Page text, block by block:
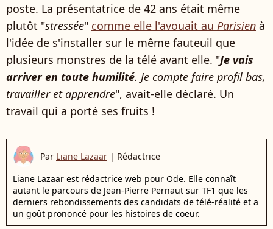
poste. La présentatrice de 42 ans était même
plutôt "stressée" comme elle l'avouait au Parisien à
l'idée de s'installer sur le même fauteuil que
plusieurs monstres de la télé avant elle. "Je vais
arriver en toute humilité. Je compte faire profil bas,
travailler et apprendre", avait-elle déclaré. Un
travail qui a porté ses fruits !
Par Liane Lazaar | Rédactrice
Liane Lazaar est rédactrice web pour Ode. Elle connaît
autant le parcours de Jean-Pierre Pernaut sur TF1 que les
derniers rebondissements des candidats de télé-réalité et a
un goût prononcé pour les histoires de coeur.